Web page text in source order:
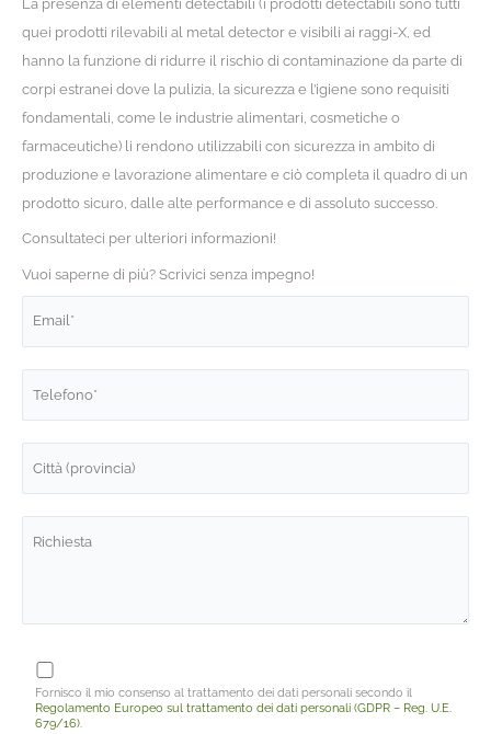
La presenza di elementi detectabili (i prodotti detectabili sono tutti
quei prodotti rilevabili al metal detector e visibili ai raggi-X, ed
hanno la funzione di ridurre il rischio di contaminazione da parte di
corpi estranei dove la pulizia, la sicurezza e l’igiene sono requisiti
fondamentali, come le industrie alimentari, cosmetiche o
farmaceutiche) li rendono utilizzabili con sicurezza in ambito di
produzione e lavorazione alimentare e ciò completa il quadro di un
prodotto sicuro, dalle alte performance e di assoluto successo.
Consultateci per ulteriori informazioni!
Vuoi saperne di più? Scrivici senza impegno!
Fornisco il mio consenso al trattamento dei dati personali secondo il
Regolamento Europeo sul trattamento dei dati personali (GDPR – Reg. U.E.
679/16).